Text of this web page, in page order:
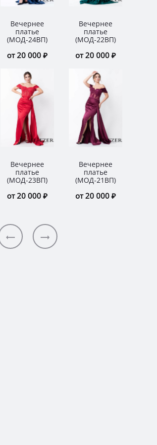
Вечернее
платье
(МОД-24ВП)
от 20 000 ₽
Вечернее
платье
(МОД-23ВП)
от 20 000 ₽
Вечернее
платье
(МОД-22ВП)
от 20 000 ₽
Вечернее
платье
(МОД-21ВП)
от 20 000 ₽